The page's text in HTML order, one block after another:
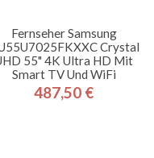
Fernseher Samsung
Crystal
55" 4K Ultra HD Mit
Smart TV Und WiFi
Preis
487,50 €